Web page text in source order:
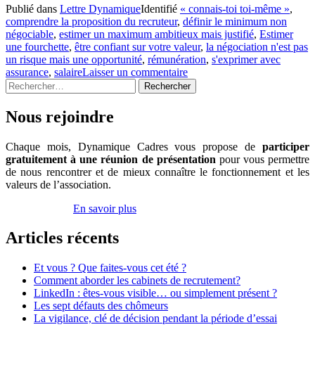
plus
surBien
négocier
son
salaire
à
l’embauche
Publié dans Lettre DynamiqueIdentifié « connais-toi toi-même »,
comprendre la proposition du recruteur, définir le minimum non
négociable, estimer un maximum ambitieux mais justifié, Estimer
une fourchette, être confiant sur votre valeur, la négociation n'est pas
un risque mais une opportunité, rémunération, s'exprimer avec
assurance, salaireLaisser un commentaire
Rechercher :
Nous rejoindre
Chaque mois, Dynamique Cadres vous propose de participer
gratuitement à une réunion de présentation pour vous permettre
de nous rencontrer et de mieux connaître le fonctionnement et les
valeurs de l’association.
En savoir plus
Articles récents
Et vous ? Que faites-vous cet été ?
Comment aborder les cabinets de recrutement?
LinkedIn : êtes-vous visible… ou simplement présent ?
Les sept défauts des chômeurs
La vigilance, clé de décision pendant la période d’essai